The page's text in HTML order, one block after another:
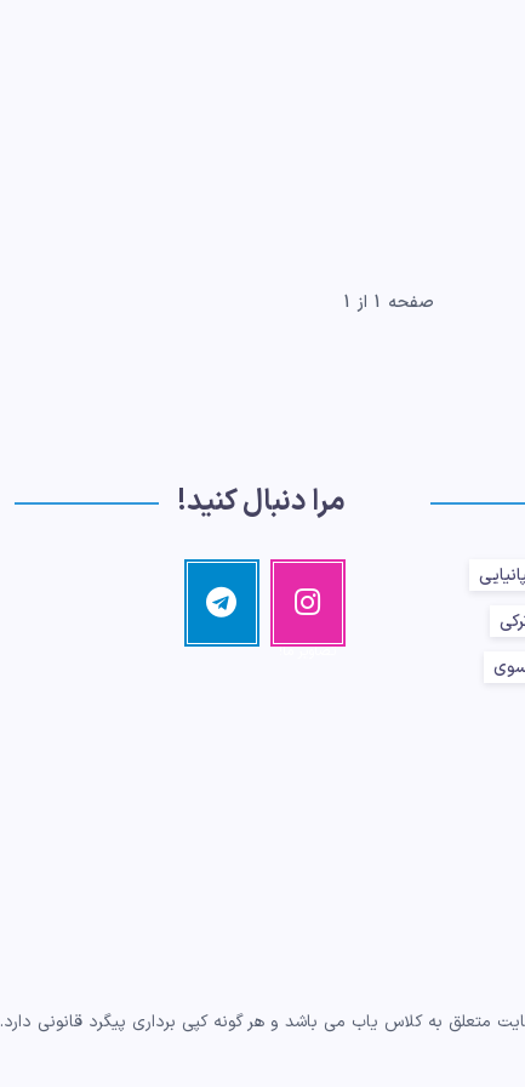
صفحه 1 از 1
مرا دنبال کنید!
اینستا
گرام
تصاویر ما!
تلگرام
مرا دنبال
متعلق به کلاس یاب می باشد و هر گونه کپی برداری پیگرد قانونی دارد.